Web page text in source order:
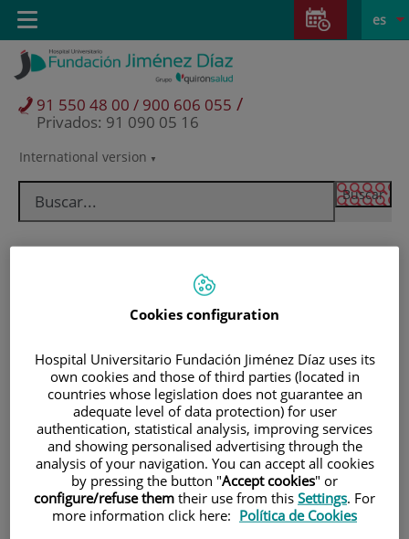
Saltar al contenido
Saltar
contenido
Selector
idioma
activo
es
International version
91 550 48 00 / 900 606 055 /
Privados: 91 090 05 16
Toggle
navigation
Pacientes y visitantes
Cookies configuration
Hospital Universitario Fundación Jiménez Díaz uses its
own cookies and those of third parties (located in
countries whose legislation does not guarantee an
adequate level of data protection) for user
authentication, statistical analysis, improving services
and showing personalised advertising through the
analysis of your navigation. You can accept all cookies
by pressing the button "Accept cookies" or
configure/refuse them their use from this Settings. For
more information click here: Política de Cookies